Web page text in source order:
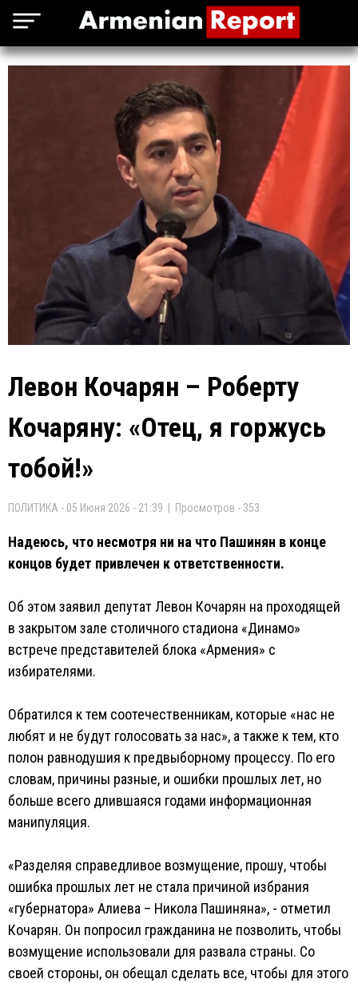
Левон Кочарян – Роберту
Кочаряну: «Отец, я горжусь
тобой!»
ПОЛИТИКА - 05 Июня 2026 - 21:39 | Просмотров - 353
Надеюсь, что несмотря ни на что Пашинян в конце
концов будет привлечен к ответственности.
Об этом заявил депутат Левон Кочарян на проходящей
в закрытом зале столичного стадиона «Динамо»
встрече представителей блока «Армения» с
избирателями.
Обратился к тем соотечественникам, которые «нас не
любят и не будут голосовать за нас», а также к тем, кто
полон равнодушия к предвыборному процессу. По его
словам, причины разные, и ошибки прошлых лет, но
больше всего длившаяся годами информационная
манипуляция.
«Разделяя справедливое возмущение, прошу, чтобы
ошибка прошлых лет не стала причиной избрания
«губернатора» Алиева – Никола Пашиняна», - отметил
Кочарян. Он попросил гражданина не позволить, чтобы
возмущение использовали для развала страны. Со
своей стороны, он обещал сделать все, чтобы для этого